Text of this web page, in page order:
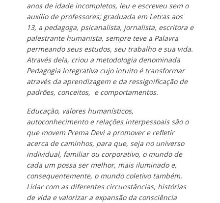
anos de idade incompletos, leu e escreveu sem o
auxílio de professores; graduada em Letras aos
13, a pedagoga, psicanalista, jornalista, escritora e
palestrante humanista, sempre teve a Palavra
permeando seus estudos, seu trabalho e sua vida.
Através dela, criou a metodologia denominada
Pedagogia Integrativa cujo intuito é transformar
através da aprendizagem e da ressignificação de
padrões, conceitos, e comportamentos.
Educação, valores humanísticos,
autoconhecimento e relações interpessoais são o
que movem Prema Devi a promover e refletir
acerca de caminhos, para que, seja no universo
individual, familiar ou corporativo, o mundo de
cada um possa ser melhor, mais iluminado e,
consequentemente, o mundo coletivo também.
Lidar com as diferentes circunstâncias, histórias
de vida e valorizar a expansão da consciência